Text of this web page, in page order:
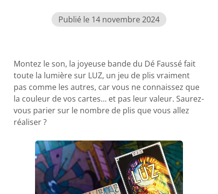
Publié le 14 novembre 2024
Montez le son, la joyeuse bande du Dé Faussé fait
toute la lumière sur LUZ, un jeu de plis vraiment
pas comme les autres, car vous ne connaissez que
la couleur de vos cartes… et pas leur valeur. Saurez-
vous parier sur le nombre de plis que vous allez
réaliser ?